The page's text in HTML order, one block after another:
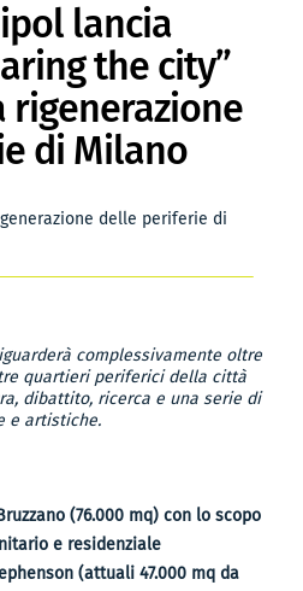
lancia
the city”
di Milano
delle periferie di
complessivamente oltre
quartieri periferici della città
dibattito, ricerca e una serie di
e artistiche.
(76.000 mq) con lo scopo
e residenziale
(attuali 47.000 mq da